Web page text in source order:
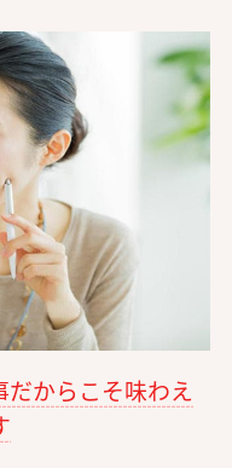
からこそ味わえ